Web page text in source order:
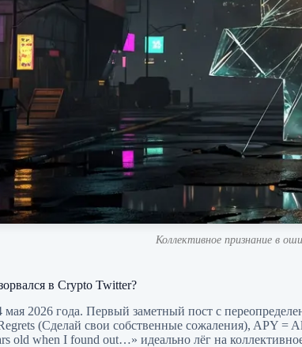
Коллективное признание в
в Crypto Twitter?
2026 года. Первый заметный пост с
(Сделай свои собственные сожаления), APY
old when I found out…» идеально лёг на